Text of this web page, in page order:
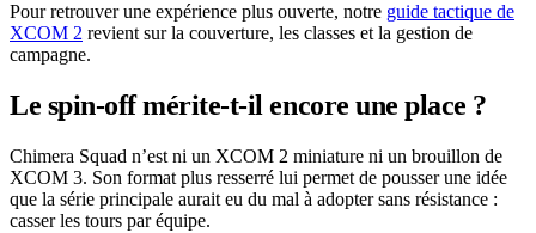
Pour retrouver une expérience plus ouverte, notre guide tactique de
XCOM 2 revient sur la couverture, les classes et la gestion de
campagne.
Le spin-off mérite-t-il encore une place ?
Chimera Squad n’est ni un XCOM 2 miniature ni un brouillon de
XCOM 3. Son format plus resserré lui permet de pousser une idée
que la série principale aurait eu du mal à adopter sans résistance :
casser les tours par équipe.